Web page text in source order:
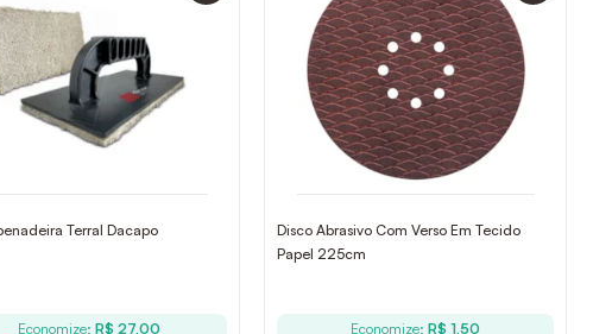
Terral Dacapo
Economize: R$ 27,00
Disco Abrasivo Com Verso Em Tecido
Papel 225cm
Economize: R$ 1,50